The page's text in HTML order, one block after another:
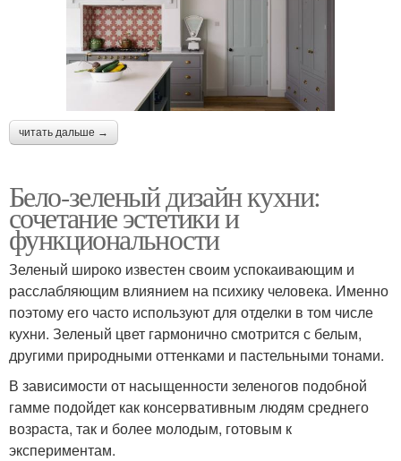
читать дальше →
Бело-зеленый дизайн кухни:
сочетание эстетики и
функциональности
Зеленый широко известен своим успокаивающим и
расслабляющим влиянием на психику человека. Именно
поэтому его часто используют для отделки в том числе
кухни. Зеленый цвет гармонично смотрится с белым,
другими природными оттенками и пастельными тонами.
В зависимости от насыщенности зеленогов подобной
гамме подойдет как консервативным людям среднего
возраста, так и более молодым, готовым к
экспериментам.